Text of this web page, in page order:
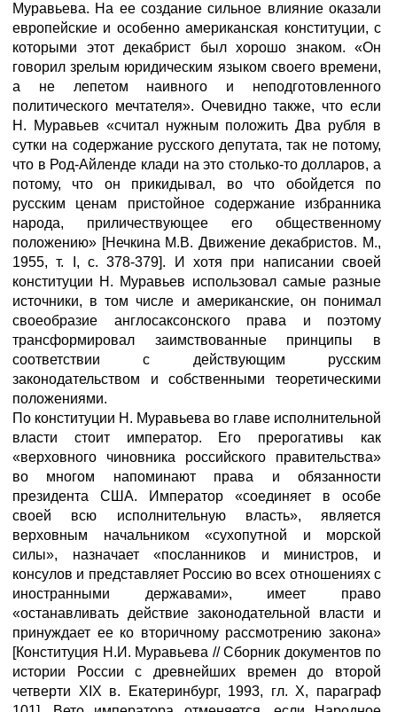
Муравьева. На ее создание сильное влияние оказали
европейские и особенно американская конституции, с
которыми этот декабрист был хорошо знаком. «Он
говорил зрелым юридическим языком своего времени,
а не лепетом наивного и неподготовленного
политического мечтателя». Очевидно также, что если
Н. Муравьев «считал нужным положить Два рубля в
сутки на содержание русского депутата, так не потому,
что в Род-Айленде клади на это столько-то долларов, а
потому, что он прикидывал, во что обойдется по
русским ценам пристойное содержание избранника
народа, приличествующее его общественному
положению» [Нечкина М.В. Движение декабристов. М.,
1955, т. I, с. 378-379]. И хотя при написании своей
конституции Н. Муравьев использовал самые разные
источники, в том числе и американские, он понимал
своеобразие англосаксонского права и поэтому
трансформировал заимствованные принципы в
соответствии с действующим русским
законодательством и собственными теоретическими
положениями.
По конституции Н. Муравьева во главе исполнительной
власти стоит император. Его прерогативы как
«верховного чиновника российского правительства»
во многом напоминают права и обязанности
президента США. Император «соединяет в особе
своей всю исполнительную власть», является
верховным начальником «сухопутной и морской
силы», назначает «посланников и министров, и
консулов и представляет Россию во всех отношениях с
иностранными державами», имеет право
«останавливать действие законодательной власти и
принуждает ее ко вторичному рассмотрению закона»
[Конституция Н.И. Муравьева // Сборник документов по
истории России с древнейших времен до второй
четверти XIX в. Екатеринбург, 1993, гл. X, параграф